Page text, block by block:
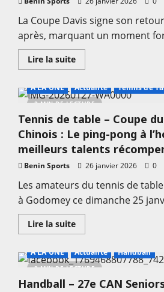
exceptionnelle
s’annonce
La Coupe Davis signe son
après, marquant un moment
Lire la suiteEn
savoir
Tennis
–
Davis
:
Le
Bénin
accueille
Salvador
Cotonou
2 MIN DE LECTURE
A LA UNE Actualité Tennis de
Tennis de table – Coupe
Chinois : Le ping-pong à
meilleurs talents
Benin Sports 26 janvier 2026 0
Les amateurs du tennis de
à Godomey ce dimanche 25
Lire la suiteEn
savoir
Tennis
de
–
2 MIN DE LECTURE
A LA UNE Actualité Handball
Handball – 27e CAN